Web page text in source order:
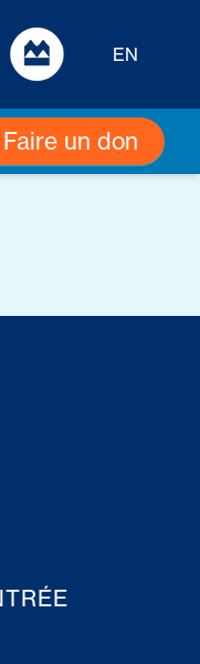
EN
Faire un don